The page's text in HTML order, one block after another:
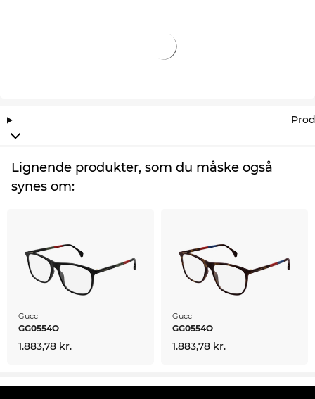
Lignende produkter, som du måske også
synes om:
Gucci
GG0554O
1.883,78 kr.
Gucci
GG0554O
1.883,78 kr.